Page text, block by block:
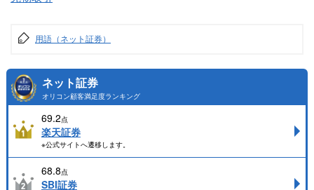
用語（ネット証券）
ネット証券
オリコン顧客満足度ランキング
69.2点
楽天証券
※公式サイトへ遷移します。
68.8点
SBI証券